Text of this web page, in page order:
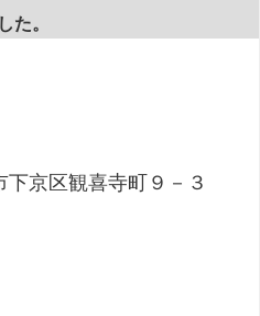
た。
京区観喜寺町９－３